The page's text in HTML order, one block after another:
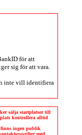
för att
sig för att vara.
inte vill identifiera
sälja startplatser till
kontrollera alltid
finns ingen publik
med